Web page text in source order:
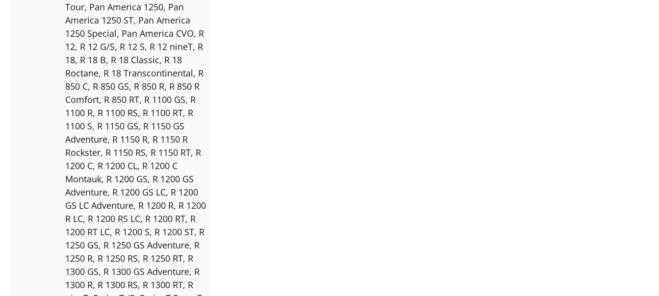
Tour, Pan America 1250, Pan
America 1250 ST, Pan America
1250 Special, Pan America CVO, R
12, R 12 G/S, R 12 S, R 12 nineT, R
18, R 18 B, R 18 Classic, R 18
Roctane, R 18 Transcontinental, R
850 C, R 850 GS, R 850 R, R 850 R
Comfort, R 850 RT, R 1100 GS, R
1100 R, R 1100 RS, R 1100 RT, R
1100 S, R 1150 GS, R 1150 GS
Adventure, R 1150 R, R 1150 R
Rockster, R 1150 RS, R 1150 RT, R
1200 C, R 1200 CL, R 1200 C
Montauk, R 1200 GS, R 1200 GS
Adventure, R 1200 GS LC, R 1200
GS LC Adventure, R 1200 R, R 1200
R LC, R 1200 RS LC, R 1200 RT, R
1200 RT LC, R 1200 S, R 1200 ST, R
1250 GS, R 1250 GS Adventure, R
1250 R, R 1250 RS, R 1250 RT, R
1300 GS, R 1300 GS Adventure, R
1300 R, R 1300 RS, R 1300 RT, R